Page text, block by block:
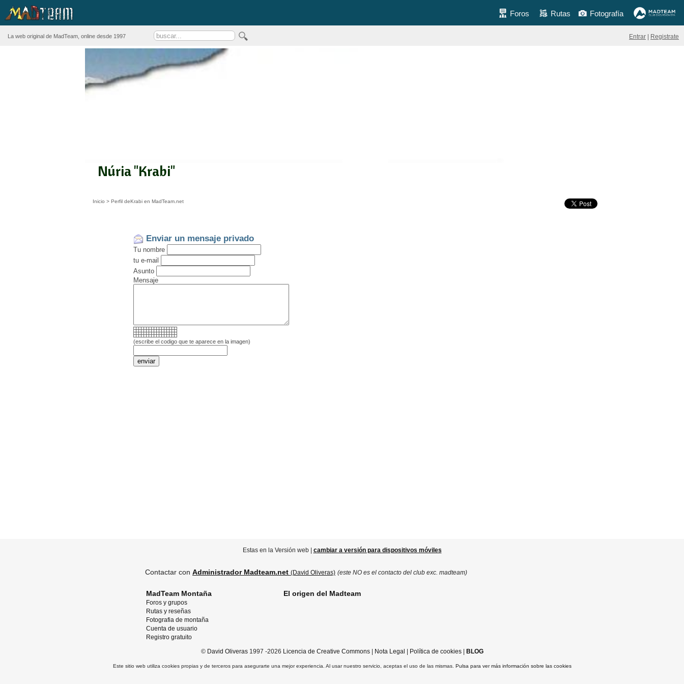
Foros Rutas Fotografía
La web original de MadTeam, online desde 1997 Entrar Registrate
Núria "Krabi"
Inicio > Perfil deKrabi en MadTeam.net
Enviar un mensaje privado
Tu nombre
tu e-mail
Asunto
Mensaje
(escribe el codigo que te aparece en la imagen)
Estas en la Versión web | cambiar a versión para dispositivos móviles
Contactar con Administrador Madteam.net (David Oliveras) (este NO es el contacto del club exc. madteam)
MadTeam Montaña
Foros y grupos
Rutas y reseñas
Fotografia de montaña
Cuenta de usuario
Registro gratuito
El origen del Madteam
© David Oliveras1997 -2026 Licencia de Creative Commons| Nota Legal Política de cookies| BLOG
Este sitio web utiliza cookies propias y de terceros para asegurarte una mejor experiencia. Al usar nuestro servicio, aceptas el uso de las mismas. Pulsa para ver más información sobre las cookies